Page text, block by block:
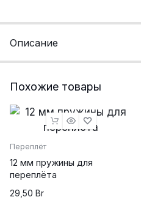
А4
(150мкм)
количество
Описание
Похожие товары
Переплёт
12 мм пружины для
переплёта
29,50 Br